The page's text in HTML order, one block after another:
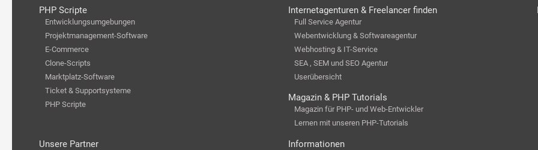
PHP Scripte
Entwicklungsumgebungen
Projektmanagement-Software
E-Commerce
Clone-Scripts
Marktplatz-Software
Ticket & Supportsysteme
PHP Scripte
Internetagenturen & Freelancer finden
Full Service Agentur
Webentwicklung & Softwareagentur
Webhosting & IT-Service
SEA , SEM und SEO Agentur
Userübersicht
Magazin & PHP Tutorials
Magazin für PHP- und Web-Entwickler
Lernen mit unseren PHP-Tutorials
Unsere Partner Informationen